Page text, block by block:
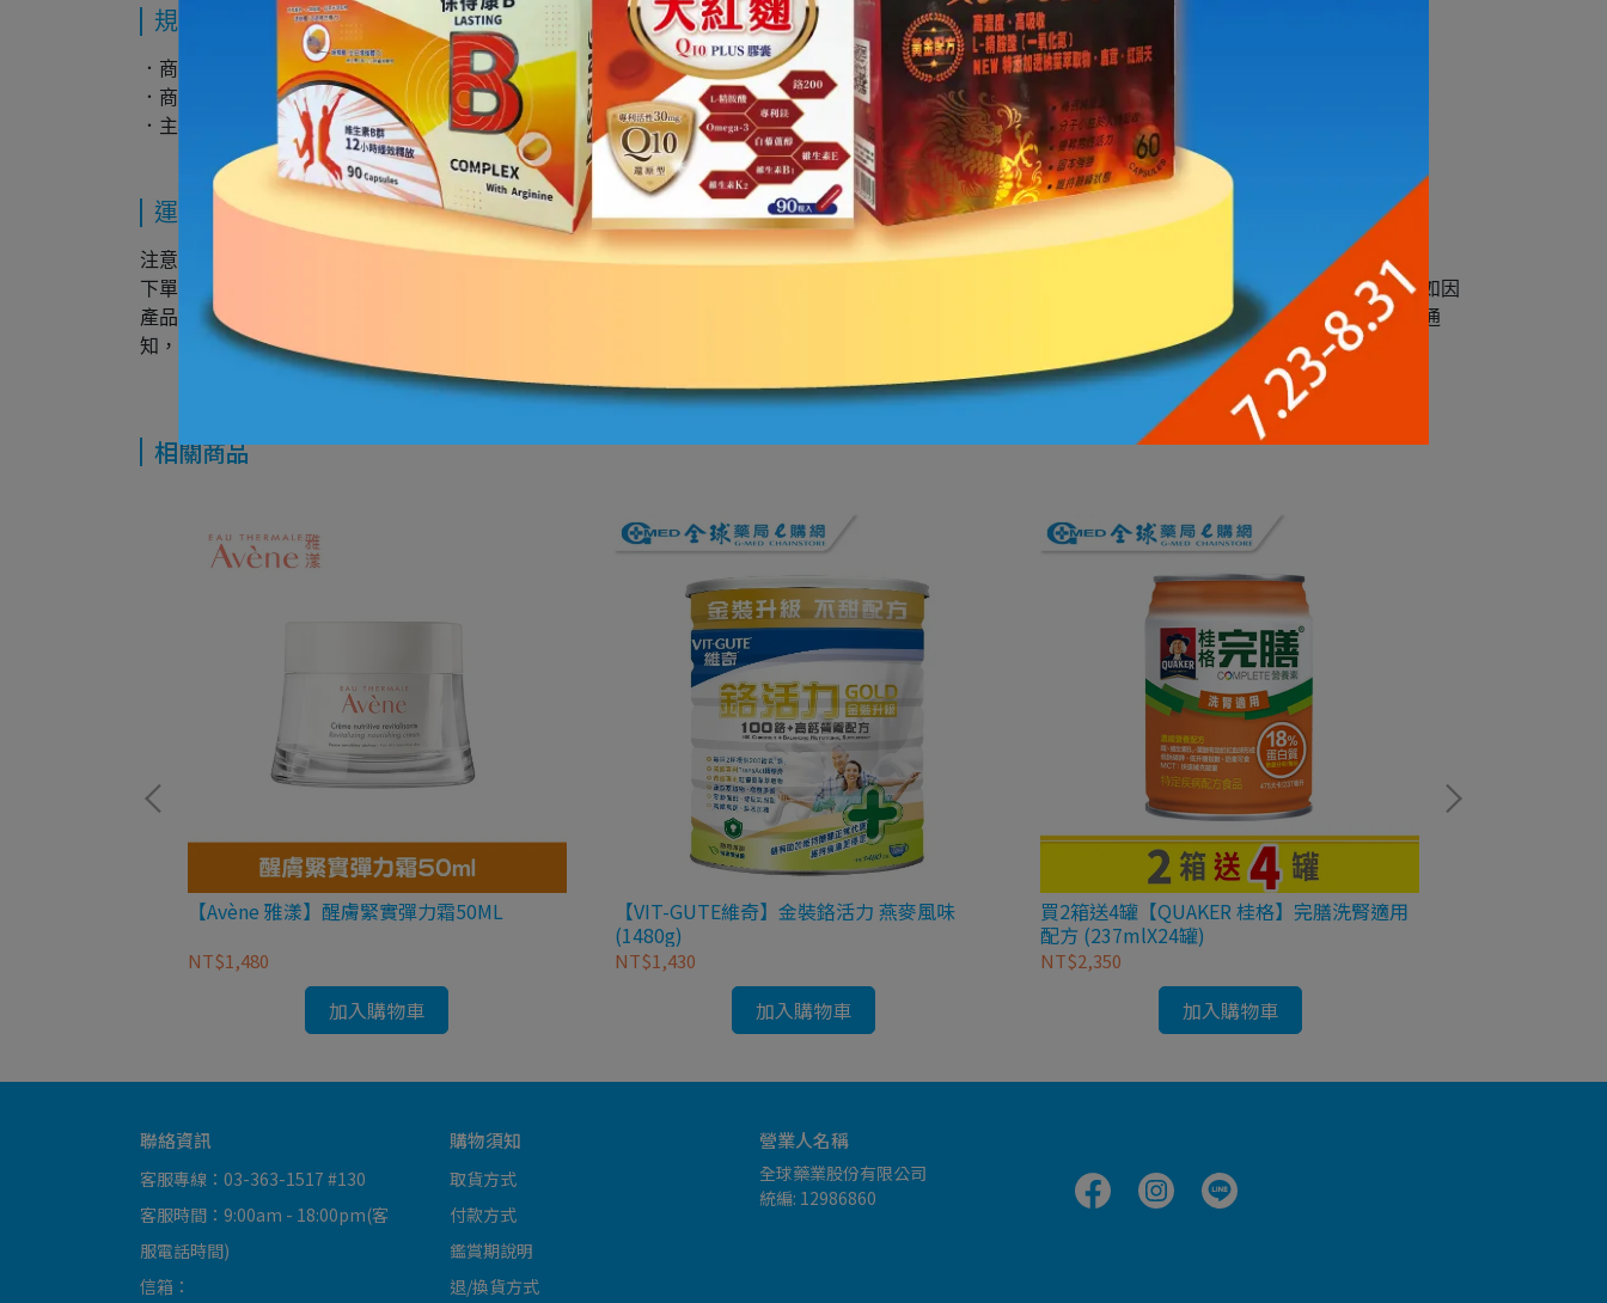
規格說明
．商品名稱：久興-羞羞噠陽具 手動入門版-小號 無震動
．商品尺寸(MM)：如圖
．主材質：TPE
運送方式
注意事項：
下單前請先聯繫客服人員詢問有無現貨，您下單後會收到系統自動發出制式訂購通知信，此訂購通知信非訂購成功通知信，店家保留訂單接受與否權利，如因
產品無存貨、持續缺貨或交易條件有誤（如因系統價格標示錯誤）或其他情形，導致店家無法接受您的訂單，將以電子郵件方式發送店家無法接受訂單之通
知，並盡快辦理退款；店家確認接受此筆訂單後會再行發送確認接受訂單及出貨通知電子郵件，敬請注意通知信件，一般商品寄送時程依賣場公告為準。
相關商品
【Avène 雅漾】醒膚緊實彈力霜50ML
NT$1,480
加入購物車
【VIT-GUTE維奇】金裝鉻活力 燕麥風味
(1480g)
NT$1,430
加入購物車
買2箱送4罐【QUAKER 桂格】完膳洗腎適用
配方 (237mlX24罐)
NT$2,350
加入購物車
聯絡資訊
客服專線：03-363-1517 #130
客服時間：9:00am - 18:00pm(客
服電話時間)
信箱：
購物須知
取貨方式
付款方式
鑑賞期說明
退/換貨方式
營業人名稱
全球藥業股份有限公司
統編: 12986860